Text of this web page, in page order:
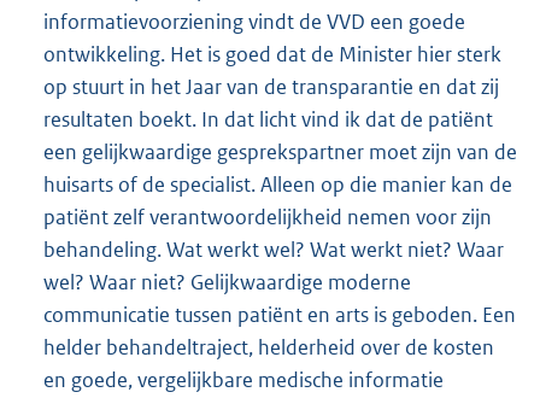
informatievoorziening vindt de VVD een goede
ontwikkeling. Het is goed dat de Minister hier sterk
op stuurt in het Jaar van de transparantie en dat zij
resultaten boekt. In dat licht vind ik dat de patiënt
een gelijkwaardige gesprekspartner moet zijn van de
huisarts of de specialist. Alleen op die manier kan de
patiënt zelf verantwoordelijkheid nemen voor zijn
behandeling. Wat werkt wel? Wat werkt niet? Waar
wel? Waar niet? Gelijkwaardige moderne
communicatie tussen patiënt en arts is geboden. Een
helder behandeltraject, helderheid over de kosten
en goede, vergelijkbare medische informatie